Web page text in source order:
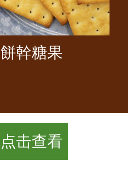
餅幹糖果
点击查看